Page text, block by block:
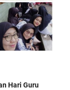
Hari Guru